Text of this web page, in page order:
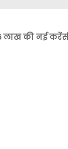
की नई